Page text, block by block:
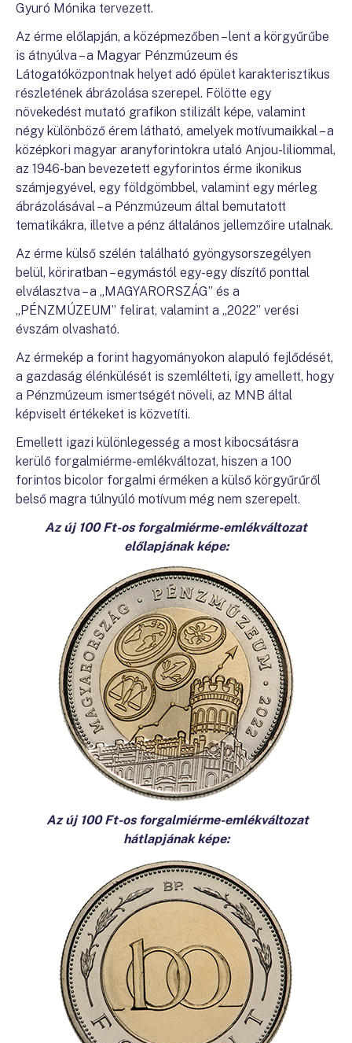
Gyuró Mónika tervezett.
Az érme előlapján, a középmezőben – lent a körgyűrűbe
is átnyúlva – a Magyar Pénzmúzeum és
Látogatóközpontnak helyet adó épület karakterisztikus
részletének ábrázolása szerepel. Fölötte egy
növekedést mutató grafikon stilizált képe, valamint
négy különböző érem látható, amelyek motívumaikkal – a
középkori magyar aranyforintokra utaló Anjou-liliommal,
az 1946-ban bevezetett egyforintos érme ikonikus
számjegyével, egy földgömbbel, valamint egy mérleg
ábrázolásával – a Pénzmúzeum által bemutatott
tematikákra, illetve a pénz általános jellemzőire utalnak.
Az érme külső szélén található gyöngysorszegélyen
belül, köriratban – egymástól egy-egy díszítő ponttal
elválasztva – a „MAGYARORSZÁG” és a
„PÉNZMÚZEUM” felirat, valamint a „2022” verési
évszám olvasható.
Az érmekép a forint hagyományokon alapuló fejlődését,
a gazdaság élénkülését is szemlélteti, így amellett, hogy
a Pénzmúzeum ismertségét növeli, az MNB által
képviselt értékeket is közvetíti.
Emellett igazi különlegesség a most kibocsátásra
kerülő forgalmiérme-emlékváltozat, hiszen a 100
forintos bicolor forgalmi érméken a külső körgyűrűről
belső magra túlnyúló motívum még nem szerepelt.
Az új 100 Ft-os forgalmiérme-emlékváltozat
előlapjának képe:
Az új 100 Ft-os forgalmiérme-emlékváltozat
hátlapjának képe: